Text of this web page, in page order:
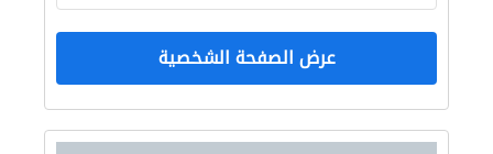
عرض الصفحة الشخصية